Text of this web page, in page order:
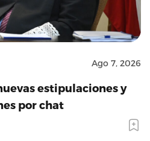
Ago 7, 2026
estipulaciones y
por chat